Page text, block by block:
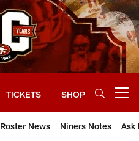
TICKETS SHOP
Roster News Niners Notes Ask